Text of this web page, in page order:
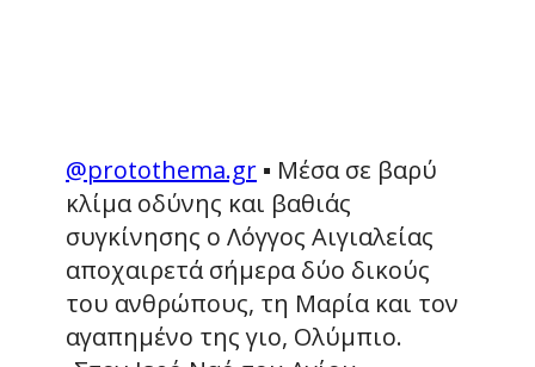
@protothema.gr ▪️ Μέσα σε βαρύ
κλίμα οδύνης και βαθιάς
συγκίνησης ο Λόγγος Αιγιαλείας
αποχαιρετά σήμερα δύο δικούς
του ανθρώπους, τη Μαρία και τον
αγαπημένο της γιο, Ολύμπιο.